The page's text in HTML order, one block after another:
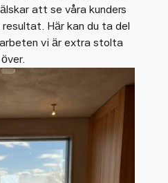
att se våra kunders
Här kan du ta del
vi är extra stolta
över.